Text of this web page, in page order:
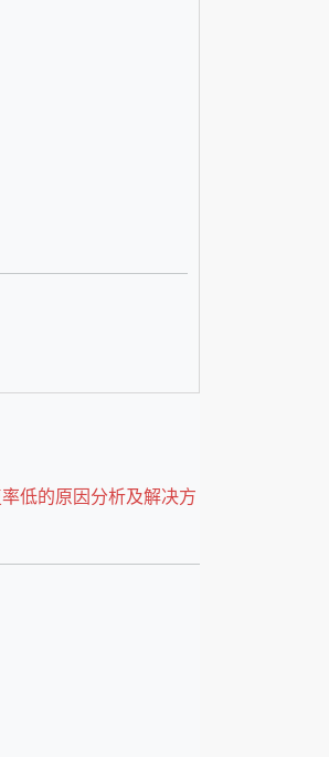
低的原因分析及解决方